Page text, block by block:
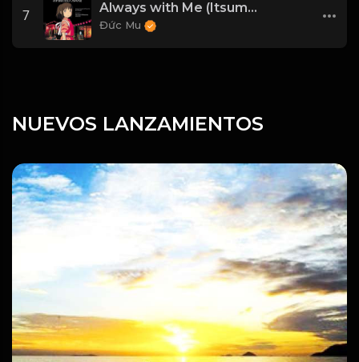
7
Always with Me (Itsumo Nando Demo)
Đức Mu
NUEVOS LANZAMIENTOS